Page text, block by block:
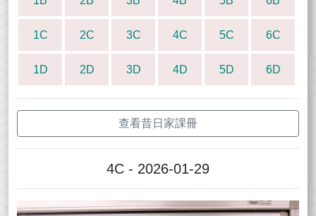
1C 2C 3C 4C 5C 6C
1D 2D 3D 4D 5D 6D
查看昔日家課冊
4C - 2026-01-29